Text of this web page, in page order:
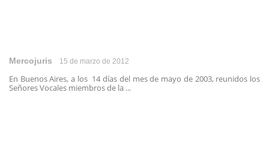
Mercojuris 15 de marzo de 2012
En Buenos Aires, a los 14 días del mes de mayo de 2003, reunidos los
Señores Vocales miembros de la ...